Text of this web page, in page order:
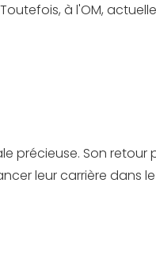
à l'OM,
Son retour
leur carrière dans